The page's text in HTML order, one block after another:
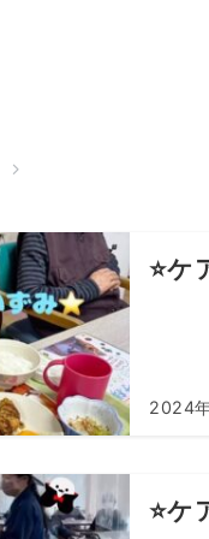
⭐️ケ
2024
⭐️ケ